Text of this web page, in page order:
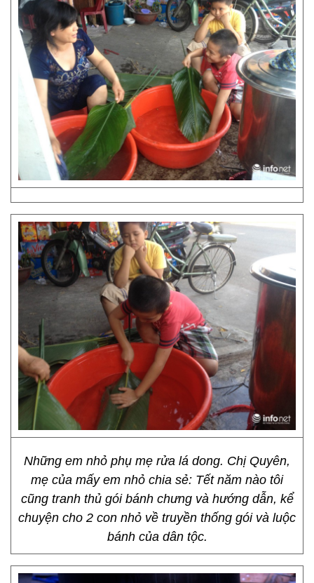
Những em nhỏ phụ mẹ rửa lá dong. Chị Quyên,
mẹ của mấy em nhỏ chia sẻ: Tết năm nào tôi
cũng tranh thủ gói bánh chưng và hướng dẫn, kể
chuyện cho 2 con nhỏ về truyền thống gói và luộc
bánh của dân tộc.